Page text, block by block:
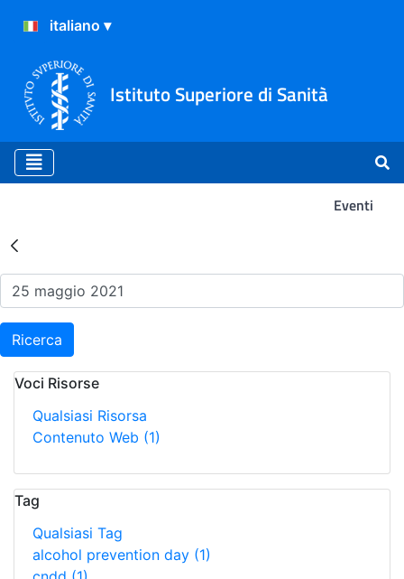
Istituto Superiore di Sanità
Eventi
Risultati della Ricerca -
Ricerca
Voci Risorse
Qualsiasi Risorsa
Contenuto Web (1)
Tag
Qualsiasi Tag
alcohol prevention day (1)